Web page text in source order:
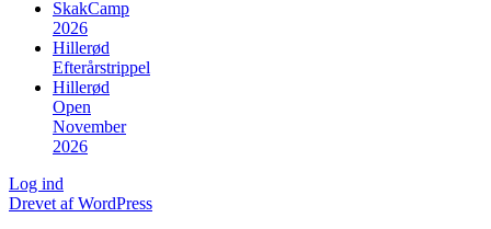
SkakCamp
2026
Hillerød
Efterårstrippel
Hillerød
Open
November
2026
Log ind
Drevet af WordPress